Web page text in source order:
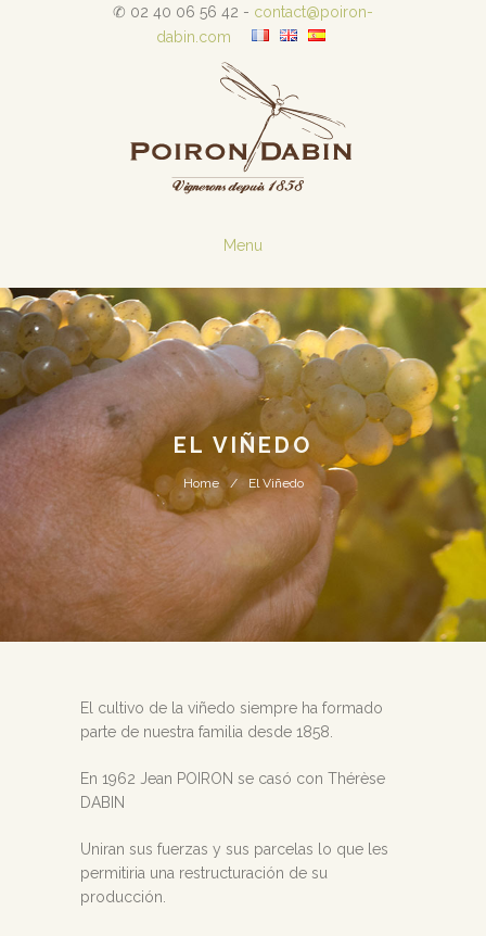
✆ 02 40 06 56 42 - contact@poiron-
dabin.com
Menu
EL VIÑEDO
Home El Viñedo
El cultivo de la viñedo siempre ha formado
parte de nuestra familia desde 1858.
En 1962 Jean POIRON se casó con Thérèse
DABIN
Uniran sus fuerzas y sus parcelas lo que les
permitiria una restructuración de su
producción.